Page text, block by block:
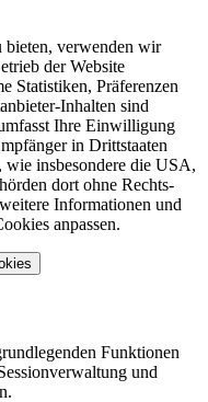
bieten, verwenden wir
der Website
Statistiken, Präferenzen
Inhalten sind
Ihre Einwilligung
in Drittstaaten
wie insbesondere die USA,
dort ohne Rechts­
Informationen und
anpassen.
Funktionen
und